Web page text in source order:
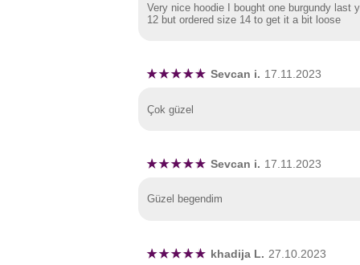
Very nice hoodie I bought one burgundy last
12 but ordered size 14 to get it a bit loose
Sevcan i. 17.11.2023
Çok güzel
Sevcan i. 17.11.2023
Güzel begendim
khadija L. 27.10.2023